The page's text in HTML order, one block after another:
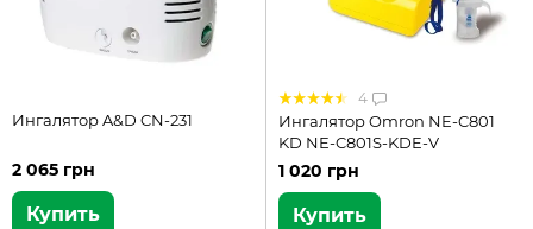
Ингалятор A&D CN-231
2 065 грн
Купить
4
Ингалятор Omron NE-C801
KD NE-C801S-KDE-V
1 020 грн
Купить